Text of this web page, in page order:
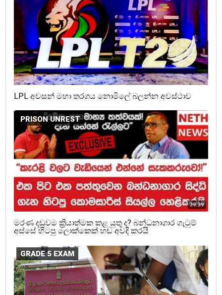
LPL අවසන් මහා තරගය නොමිලේ බලන්න අවස්ථාව
PRISON UNREST
මරණ දඩුවම ක්‍රියාත්මක කළ යුතු ද? බන්ධනාගාර ගැටුම්
අස්සේ හිටපු ලොක්කෙක් හඬ අවදි කරයි
GRADE 5 EXAM